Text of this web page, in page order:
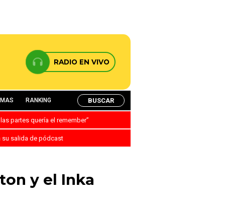
RADIO EN VIVO
RANKING BUSCAR
partes quería el remember”
su salida de pódcast
y el Inka